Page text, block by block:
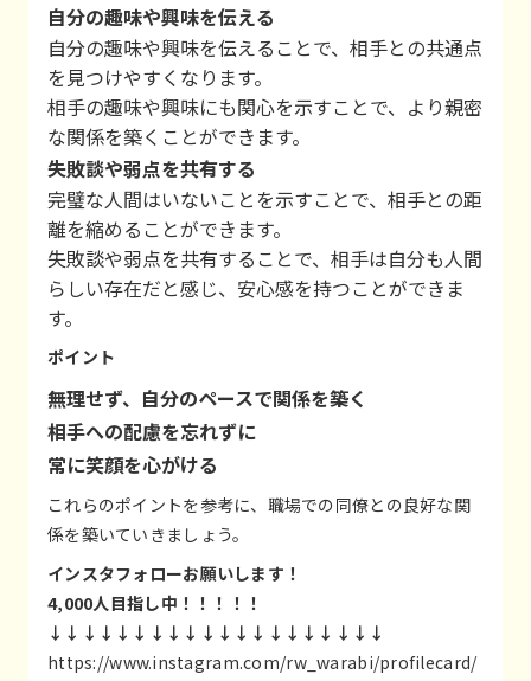
自分の趣味や興味を伝える
自分の趣味や興味を伝えることで、相手との共通点
を見つけやすくなります。
相手の趣味や興味にも関心を示すことで、より親密
な関係を築くことができます。
失敗談や弱点を共有する
完璧な人間はいないことを示すことで、相手との距
離を縮めることができます。
失敗談や弱点を共有することで、相手は自分も人間
らしい存在だと感じ、安心感を持つことができま
す。
ポイント
無理せず、自分のペースで関係を築く
相手への配慮を忘れずに
常に笑顔を心がける
これらのポイントを参考に、職場での同僚との良好な関
係を築いていきましょう。
インスタフォローお願いします！
4,000人目指し中！！！！！
↓↓↓↓↓↓↓↓↓↓↓↓↓↓↓↓↓↓↓↓
https://www.instagram.com/rw_warabi/profilecard/